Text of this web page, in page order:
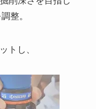
整。
トし、